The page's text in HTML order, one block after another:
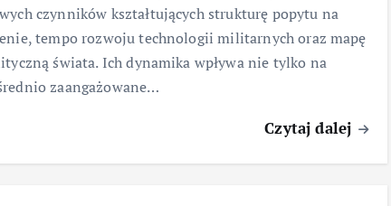
czynników kształtujących strukturę popytu na
tempo rozwoju technologii militarnych oraz mapę
świata. Ich dynamika wpływa nie tylko na
zaangażowane…
Czytaj dalej